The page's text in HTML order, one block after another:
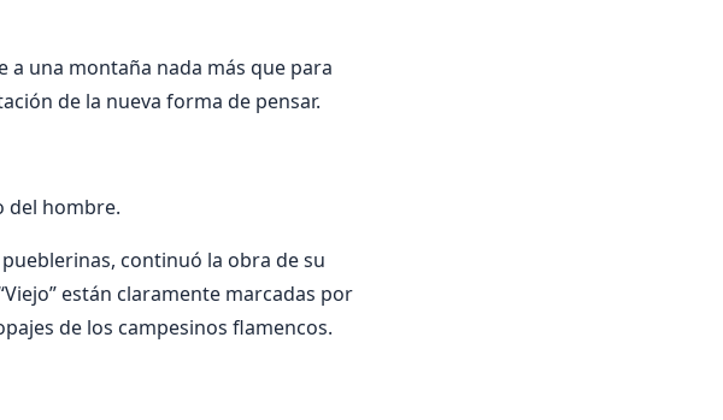
a una montaña nada más que para
de la nueva forma de pensar.
del hombre.
continuó la obra de su
están claramente marcadas por
de los campesinos flamencos.